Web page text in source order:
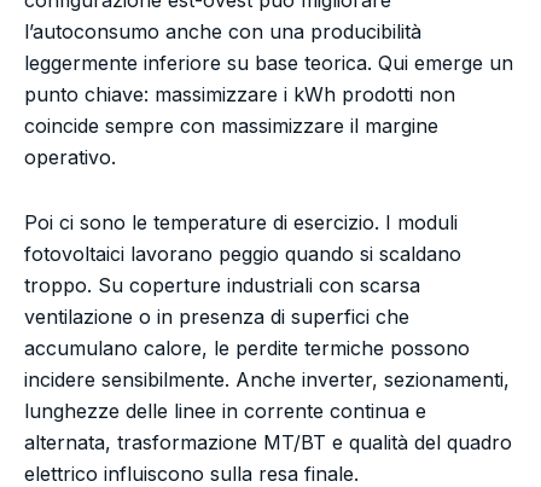
l’autoconsumo anche con una producibilità
leggermente inferiore su base teorica. Qui emerge un
punto chiave: massimizzare i kWh prodotti non
coincide sempre con massimizzare il margine
operativo.
Poi ci sono le temperature di esercizio. I moduli
fotovoltaici lavorano peggio quando si scaldano
troppo. Su coperture industriali con scarsa
ventilazione o in presenza di superfici che
accumulano calore, le perdite termiche possono
incidere sensibilmente. Anche inverter, sezionamenti,
lunghezze delle linee in corrente continua e
alternata, trasformazione MT/BT e qualità del quadro
elettrico influiscono sulla resa finale.